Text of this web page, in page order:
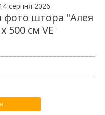
серпня 2026
штора "Алея
500 см VE